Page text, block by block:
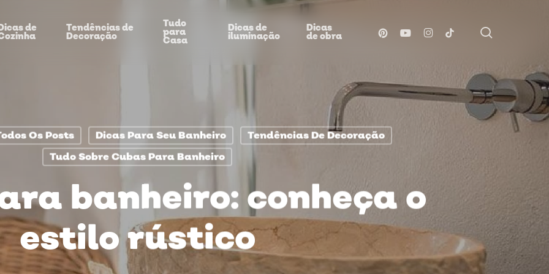
de Tendências de
Decoração
Tudo
para
Casa
Dicas de
iluminação
Dicas
de obra pinterestyoutubeinstagram
tiktok
Os Posts Dicas Para Seu Banheiro
Tendências De Decoração
Tudo Sobre Cubas Para Banheiro
banheiro: conheça o
estilo rústico